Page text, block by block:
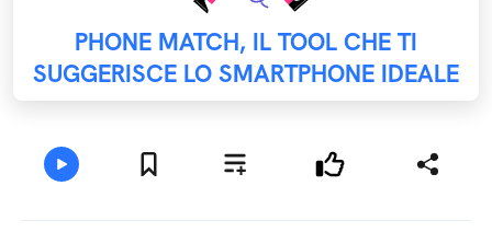
PHONE MATCH, IL TOOL CHE TI
SUGGERISCE LO SMARTPHONE IDEALE